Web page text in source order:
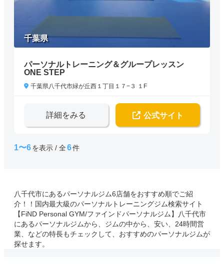
千葉県
パーソナルトレーニング＆グループレッスン
ONE STEP
千葉県八千代市緑が丘西１丁目１７−３ １F
詳細をみる 公式サイト
1〜6を表示 / 全6件
八千代市にあるパーソナルジム6店舗をおすすめ順でご紹
介！！国内最大級のパーソナルトレーニングジム検索サイト
【FiND Personal GYM/ファインドパーソナルジム】八千代市
にあるパーソナルジムから、ジムの中から、安い、24時間営
業、などの特長もチェックして、おすすめのパーソナルジムが
探せます。